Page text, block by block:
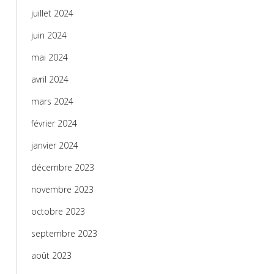
juillet 2024
juin 2024
mai 2024
avril 2024
mars 2024
février 2024
janvier 2024
décembre 2023
novembre 2023
octobre 2023
septembre 2023
août 2023